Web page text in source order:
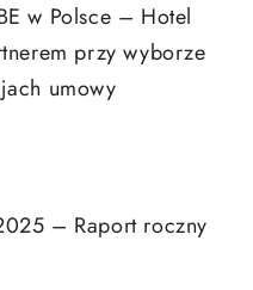
w Polsce – Hotel
przy wyborze
umowy
– Raport roczny